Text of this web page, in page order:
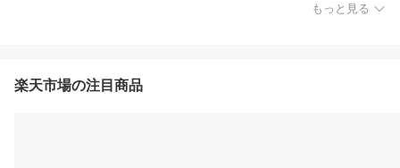
もっと見る
楽天市場の注目商品